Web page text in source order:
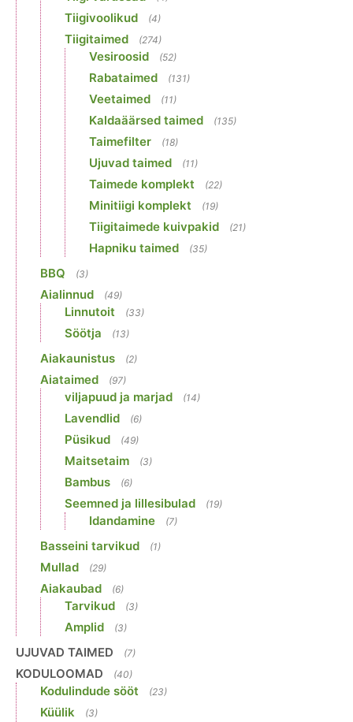
Tiigivoolikud (4)
Tiigitaimed (274)
Vesiroosid (52)
Rabataimed (131)
Veetaimed (11)
Kaldaäärsed taimed (135)
Taimefilter (18)
Ujuvad taimed (11)
Taimede komplekt (22)
Minitiigi komplekt (19)
Tiigitaimede kuivpakid (21)
Hapniku taimed (35)
BBQ (3)
Aialinnud (49)
Linnutoit (33)
Söötja (13)
Aiakaunistus (2)
Aiataimed (97)
viljapuud ja marjad (14)
Lavendlid (6)
Püsikud (49)
Maitsetaim (3)
Bambus (6)
Seemned ja lillesibulad (19)
Idandamine (7)
Basseini tarvikud (1)
Mullad (29)
Aiakaubad (6)
Tarvikud (3)
Amplid (3)
UJUVAD TAIMED (7)
KODULOOMAD (40)
Kodulindude sööt (23)
Küülik (3)